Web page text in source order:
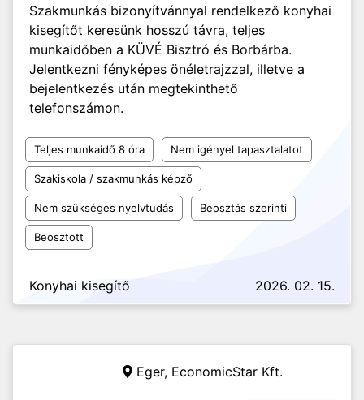
Szakmunkás bizonyítvánnyal rendelkező konyhai
kisegítőt keresünk hosszú távra, teljes
munkaidőben a KÜVÉ Bisztró és Borbárba.
Jelentkezni fényképes önéletrajzzal, illetve a
bejelentkezés után megtekinthető
telefonszámon.
Teljes munkaidő 8 óra Nem igényel tapasztalatot
Szakiskola / szakmunkás képző
Nem szükséges nyelvtudás Beosztás szerinti
Beosztott
Konyhai kisegítő 2026. 02. 15.
Eger, EconomicStar Kft.